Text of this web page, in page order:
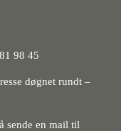
98 45
døgnet rundt –
sende en mail til